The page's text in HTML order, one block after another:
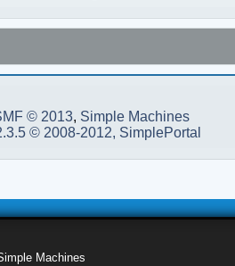
© 2013, Simple Machines
© 2008-2012, SimplePortal
Machines